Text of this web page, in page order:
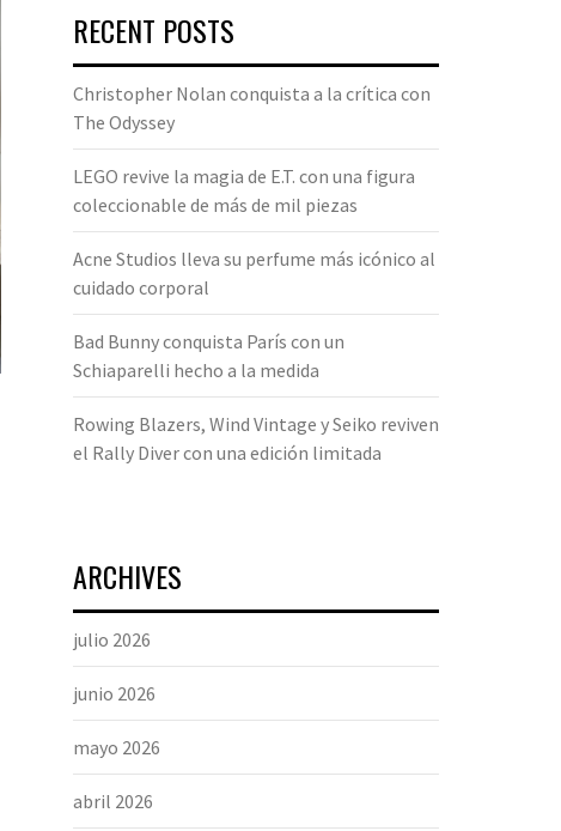
RECENT POSTS
Christopher Nolan conquista a la crítica con
The Odyssey
LEGO revive la magia de E.T. con una figura
coleccionable de más de mil piezas
Acne Studios lleva su perfume más icónico al
cuidado corporal
Bad Bunny conquista París con un
Schiaparelli hecho a la medida
Rowing Blazers, Wind Vintage y Seiko reviven
el Rally Diver con una edición limitada
ARCHIVES
julio 2026
junio 2026
mayo 2026
abril 2026